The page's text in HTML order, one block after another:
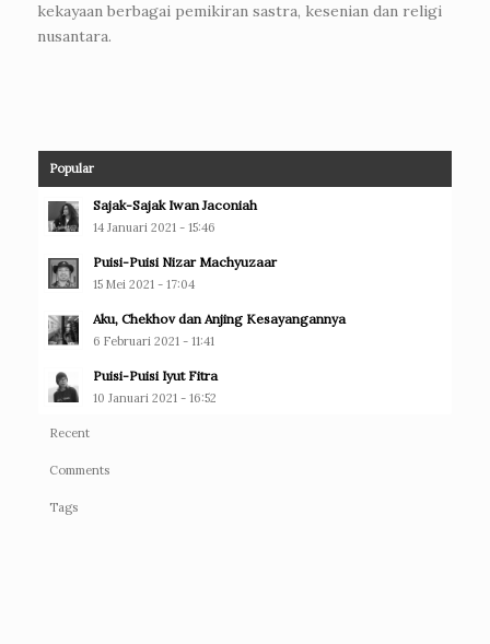
kekayaan berbagai pemikiran sastra, kesenian dan religi
nusantara.
Popular
Sajak-Sajak Iwan Jaconiah
14 Januari 2021 - 15:46
Puisi-Puisi Nizar Machyuzaar
15 Mei 2021 - 17:04
Aku, Chekhov dan Anjing Kesayangannya
6 Februari 2021 - 11:41
Puisi-Puisi Iyut Fitra
10 Januari 2021 - 16:52
Recent
Comments
Tags